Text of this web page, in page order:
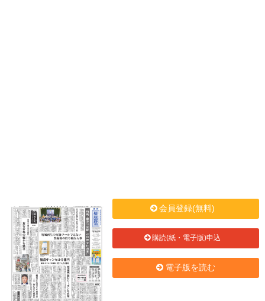
会員登録(無料)
購読(紙・電子版)申込
電子版を読む